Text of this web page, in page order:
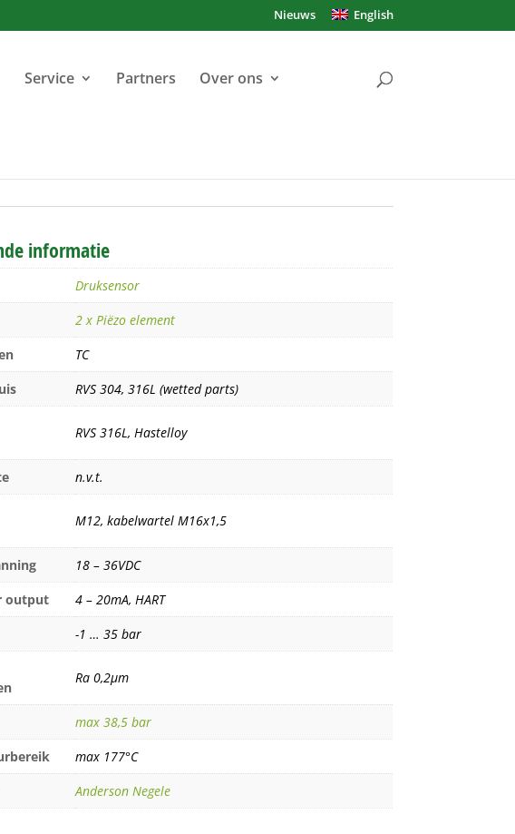
Nieuws English
Service Partners Over ons
informatie
Druksensor
2 x Piëzo element
TC
RVS 304, 316L (wetted parts)
RVS 316L, Hastelloy
n.v.t.
M12, kabelwartel M16x1,5
18 – 36VDC
output
4 – 20mA, HART
-1 … 35 bar
Ra 0,2µm
max 38,5 bar
max 177°C
Anderson Negele